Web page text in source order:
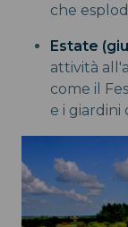
che
Estate
attività
come il
e i giardini